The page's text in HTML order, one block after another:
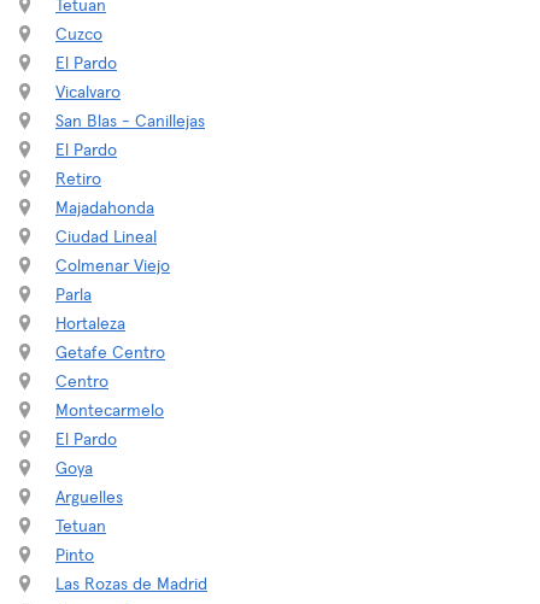
Tetuan
Cuzco
El Pardo
Vicalvaro
San Blas - Canillejas
El Pardo
Retiro
Majadahonda
Ciudad Lineal
Colmenar Viejo
Parla
Hortaleza
Getafe Centro
Centro
Montecarmelo
El Pardo
Goya
Arguelles
Tetuan
Pinto
Las Rozas de Madrid